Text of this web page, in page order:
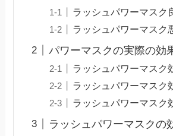
ラッシュパワーマスク
ラッシュパワーマスク
パワーマスクの実際の効
ラッシュパワーマスク
ラッシュパワーマスク
ラッシュパワーマスク
ラッシュパワーマスクの